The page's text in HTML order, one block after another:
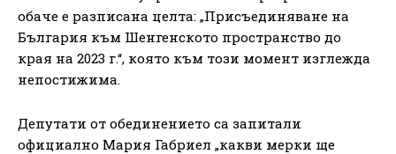
обаче е разписана целта: „Присъединяване на
България към Шенгенското пространство до
края на 2023 г.“, която към този момент изглежда
непостижима.
Депутати от обединението са запитали
официално Мария Габриел „какви мерки ще